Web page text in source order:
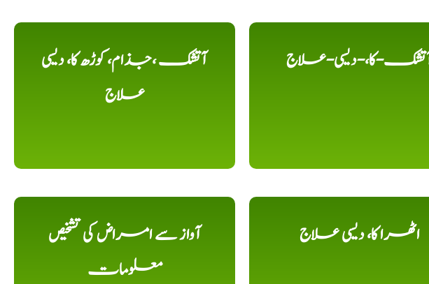
آتشک ،جذام، کوڑھ کا، دیسی
علاج
کا،-دیسی-علاج
آواز سے امراض کی تشخیص
معلومات
اٹھرا کا، دیسی علاج